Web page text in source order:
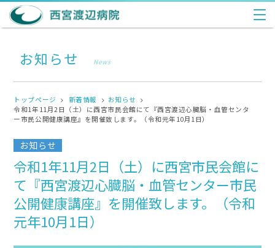
お知らせ News
トップページ 新着情報
お知らせ
令和1年11月2日（土）に西宮市民会館にて『西宮渡辺心臓脳・血管センタ
ー市民公開健康講座』を開催致します。（令和元年10月1日）
お知らせ
令和1年11月2日（土）に西宮市民会館に
て『西宮渡辺心臓脳・血管センター市民
公開健康講座』を開催致します。（令和
元年10月1日）